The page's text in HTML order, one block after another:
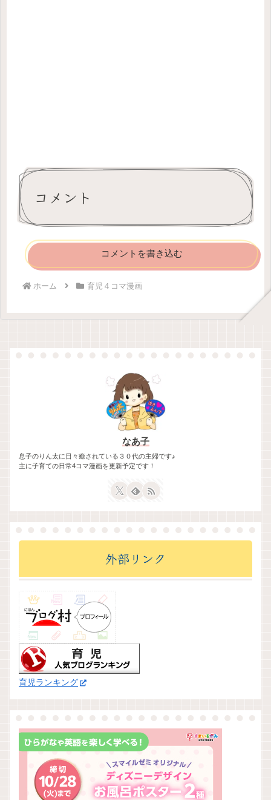
コメント
コメントを書き込む
ホーム 育児４コマ漫画
なあ子
息子のりん太に日々癒されている３０代の主婦です♪
主に子育ての日常4コマ漫画を更新予定です！
外部リンク
育児ランキング